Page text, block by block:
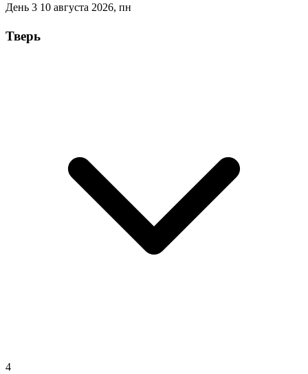
День 3 10 августа 2026, пн
Тверь
4